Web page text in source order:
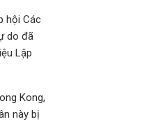
hội Các
do đã
Lập
Kong,
này bị